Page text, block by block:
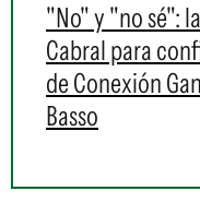
"No" y "no sé":
Cabral para
de Conexión
Basso